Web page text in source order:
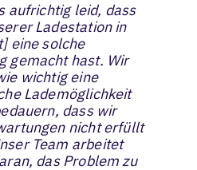
aufrichtig leid, dass
Ladestation in
eine solche
gemacht hast. Wir
wichtig eine
Lademöglichkeit
dass wir
nicht erfüllt
Team arbeitet
das Problem zu